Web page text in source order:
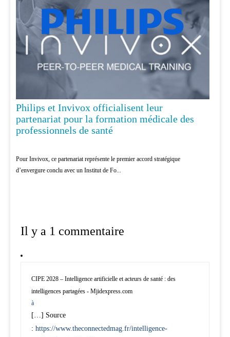
Philips et Invivox officialisent leur
partenariat pour la formation médicale des
professionnels de santé
Pour Invivox, ce partenariat représente le premier accord stratégique
d’envergure conclu avec un Institut de Fo...
Il y a 1 commentaire
CIPE 2028 – Intelligence artificielle et acteurs de santé : des
intelligences partagées - Mjidexpress.com
à
[…] Source
: https://www.theconnectedmag.fr/intelligence-